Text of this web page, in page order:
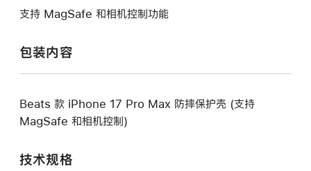
支持 MagSafe 和相机控制功能
包装内容
Beats 款 iPhone 17 Pro Max 防摔保护壳 (支持
MagSafe 和相机控制)
技术规格